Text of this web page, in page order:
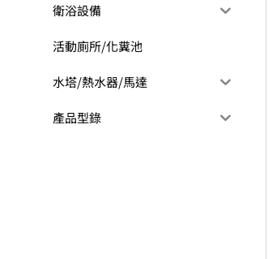
衛浴設備
活動廁所/化糞池
水塔/熱水器/馬達
產品型錄